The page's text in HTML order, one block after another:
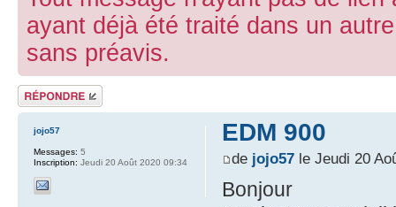
ayant déjà été traité dans un
sans préavis.
Répondre
EDM 900
de jojo57le Jeudi 20
Bonjour
jojo57
Messages: 5
Inscription: Jeudi 20 Août 2020 09:34